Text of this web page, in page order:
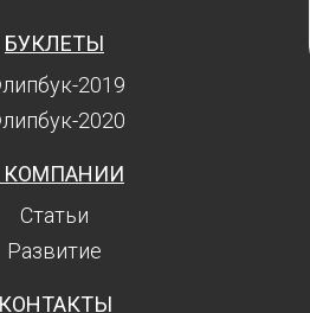
БУКЛЕТЫ
2019
2020
КОМПАНИИ
Статьи
Развитие
КОНТАКТЫ